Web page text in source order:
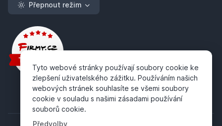
Přepnout režim
Tyto webové stránky používají soubory cookie ke
zlepšení uživatelského zážitku. Používáním našich
webových stránek souhlasíte se všemi soubory
cookie v souladu s našimi zásadami používání
souborů cookie.
Předvolby